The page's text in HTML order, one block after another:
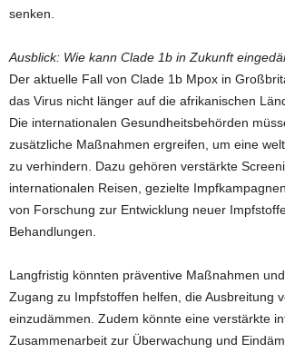
senken.
Ausblick: Wie kann Clade 1b in Zukunft
Der aktuelle Fall von Clade 1b Mpox in
das Virus nicht länger auf die afrikanischen
Die internationalen Gesundheitsbehörden
zusätzliche Maßnahmen ergreifen, um eine
zu verhindern. Dazu gehören verstärkte
internationalen Reisen, gezielte
von Forschung zur Entwicklung neuer
Behandlungen.
Langfristig könnten präventive Maßnahmen
Zugang zu Impfstoffen helfen, die Ausbreitung
einzudämmen. Zudem könnte eine verstärkte
Zusammenarbeit zur Überwachung und